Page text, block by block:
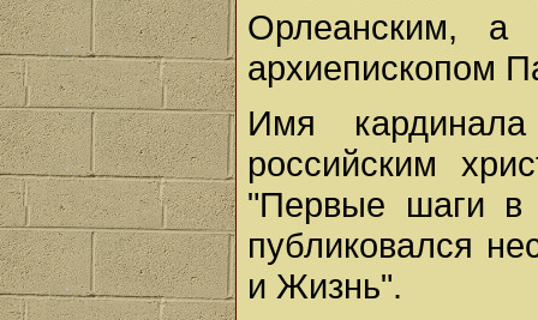
Орлеанским, а
архиепископом
Имя
российским
"Первые шаги в
публиковался
и Жизнь".